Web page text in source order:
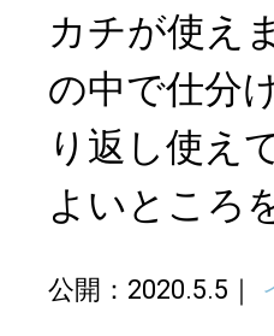
カチが使え
の中で仕分
り返し使え
よいところ
公開：2020.5.5